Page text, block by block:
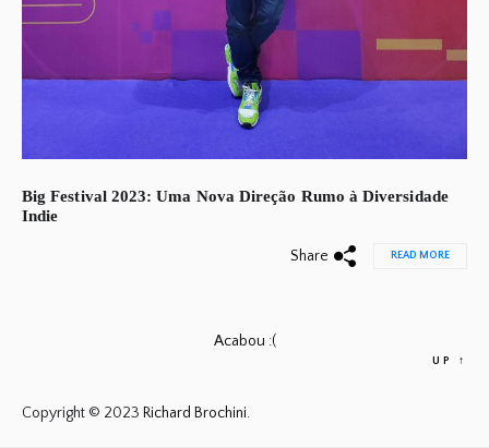
Big Festival 2023: Uma Nova Direção Rumo à Diversidade
Indie
Share READ MORE
Acabou :(
Copyright © 2023 Richard Brochini.
UP ↑